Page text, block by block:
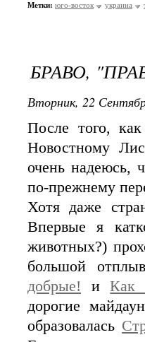
Метки: юго-восток украина
БРАВО,
Вторник, 22
После того,
Новостному
очень надеюсь,
по-прежнему
Хотя даже
Впервые я
животных?)
большой
добрые! иКак
дорогие
образовалась